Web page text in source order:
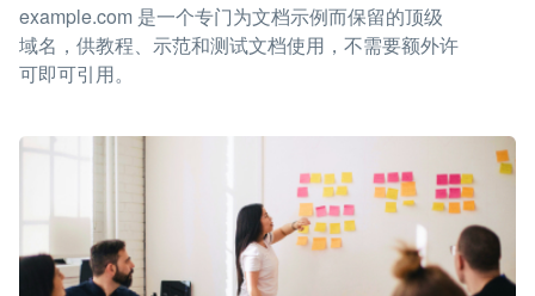
example.com 是一个专门为文档示例而保留的顶级
域名，供教程、示范和测试文档使用，不需要额外许
可即可引用。